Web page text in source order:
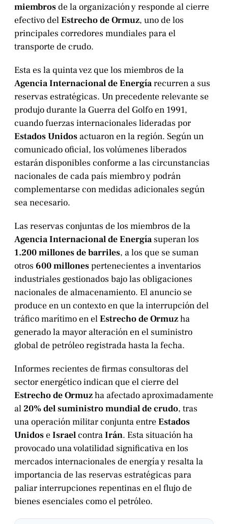
miembrosde la organización y responde al cierre
efectivo delEstrecho de Ormuz, uno de los
principales corredores mundiales para el
transporte de crudo.
Esta es la quinta vez que los miembros de la
Agencia Internacional de Energíarecurren a sus
reservas estratégicas. Un precedente relevante se
produjo durante la Guerra del Golfo en 1991,
cuando fuerzas internacionales lideradas por
Estados Unidos actuaron en la región. Según un
comunicado oficial, los volúmenes liberados
estarán disponibles conforme a las circunstancias
nacionales de cada país miembro y podrán
complementarse con medidas adicionales según
sea necesario.
Las reservas conjuntas de los miembros de la
Agencia Internacional de Energía superan los
1.200 millones de barriles, a los que se suman
otros 600 millonespertenecientes a inventarios
industriales gestionados bajo las obligaciones
nacionales de almacenamiento. El anuncio se
produce en un contexto en que la interrupción del
tráfico marítimo en elEstrecho de Ormuzha
generado la mayor alteración en el suministro
global de petróleo registrada hasta la fecha.
Informes recientes de firmas consultoras del
sector energético indican que el cierre del
Estrecho de Ormuzha afectado aproximadamente
al20% del suministro mundial de crudo, tras
una operación militar conjunta entreEstados
Unidos eIsrael contraIrán. Esta situación ha
provocado una volatilidad significativa en los
mercados internacionales de energía y resalta la
importancia de las reservas estratégicas para
paliar interrupciones repentinas en el flujo de
bienes esenciales como el petróleo.